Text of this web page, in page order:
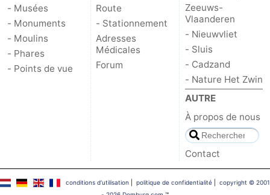
- Musées
- Monuments
- Moulins
- Phares
- Points de vue
Route
- Stationnement
Adresses
Médicales
Forum
Zeeuws-
Vlaanderen
- Nieuwvliet
- Sluis
- Cadzand
- Nature Het Zwin
AUTRE
À propos de nous
Contact
conditions d‘utilisation politique de confidentialité| copyright © 2001